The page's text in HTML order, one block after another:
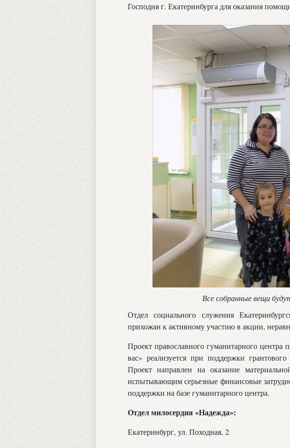
Господня г. Екатеринбурга для оказания
Все собранные вещи
Отдел социального служения
прихожан к активному участию в акции,
Проект православного гуманитарного центра
вас» реализуется при поддержки грантового
Проект направлен на оказание
испытывающим серьезные финансовые
поддержки на базе гуманитарного центра.
Отдел милосердия «Надежда»:
Екатеринбург, ул. Походная, 2